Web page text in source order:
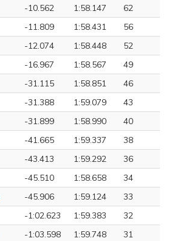
-10.562 1:58.147
62
-11.809 1:58.431
56
-12.074 1:58.448
52
-16.967 1:58.567
49
-31.115 1:58.851
46
-31.388 1:59.079
43
-31.899 1:58.990
40
-41.665 1:59.337
38
-43.413 1:59.292
36
-45.510 1:58.658
34
-45.906 1:59.124
33
-1:02.623 1:59.383
32
-1:03.598 1:59.748
31